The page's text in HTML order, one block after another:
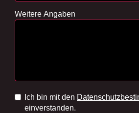
Weitere Angaben
Ich bin mit den
einverstanden.